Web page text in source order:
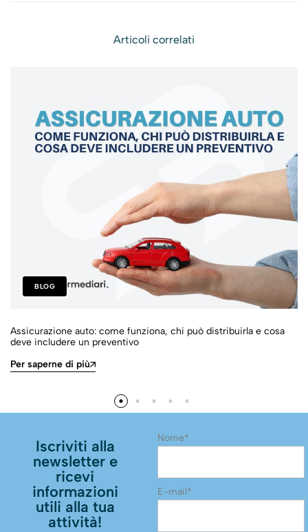
interessati dal sisma
Articoli correlati
BLOG
Assicurazione auto: come funziona, chi può distribuirla e cosa
deve includere un preventivo
Per saperne di più
Iscriviti alla
newsletter e
ricevi
informazioni
utili alla tua
attività!
Nome*
E-mail*